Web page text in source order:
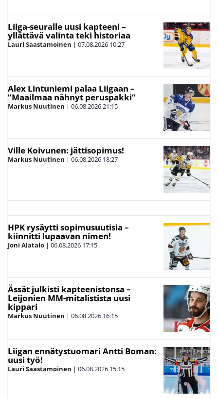
Liiga-seuralle uusi kapteeni –
yllättävä valinta teki historiaa
Lauri Saastamoinen | 07.08.2026 10:27
Alex Lintuniemi palaa Liigaan –
”Maailmaa nähnyt peruspakki”
Markus Nuutinen | 06.08.202621:15
Ville Koivunen: jättisopimus!
Markus Nuutinen | 06.08.2026 18:27
HPK rysäytti sopimusuutisia –
kiinnitti lupaavan nimen!
Joni Alatalo | 06.08.2026 17:15
Ässät julkisti kapteenistonsa –
Leijonien MM-mitalistista uusi
kippari
Markus Nuutinen | 06.08.2026 16:15
Liigan ennätystuomari Antti Boman:
uusi työ!
Lauri Saastamoinen | 06.08.2026 15:15